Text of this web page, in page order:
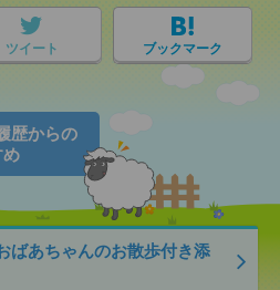
ツイート ブックマーク
歴からの
め
ばあちゃんのお散歩付き添